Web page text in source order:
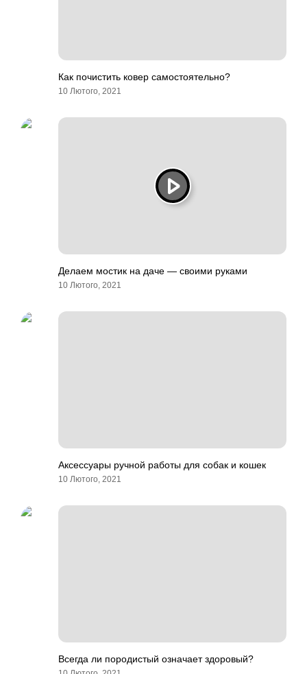
Как почистить ковер самостоятельно?
10 Лютого, 2021
Делаем мостик на даче — своими руками
10 Лютого, 2021
Аксессуары ручной работы для собак и кошек
10 Лютого, 2021
Всегда ли породистый означает здоровый?